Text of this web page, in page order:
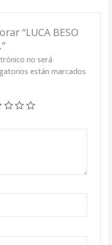
“LUCA BESO
no será
están marcados